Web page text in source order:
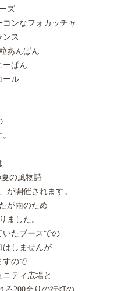
ズ
コンなフォカッチャ
ンス
あんぱん
ーぱん
ール
の風物詩
が開催されます。
が雨のため
ました。
いたブースでの
はしませんが
すので
ニティ広場と